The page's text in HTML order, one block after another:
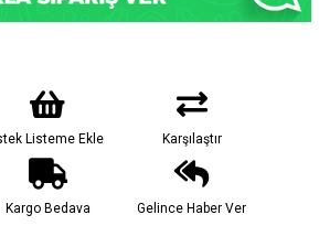
Listeme Ekle Karşılaştır
Kargo Bedava Gelince Haber Ver